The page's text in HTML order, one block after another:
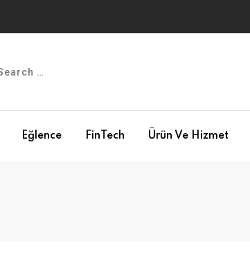
Eğlence FinTech Ürün Ve Hizmet